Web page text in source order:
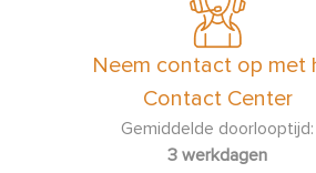
Neem contact op met
Contact Center
Gemiddelde doorlooptijd:
3 werkdagen